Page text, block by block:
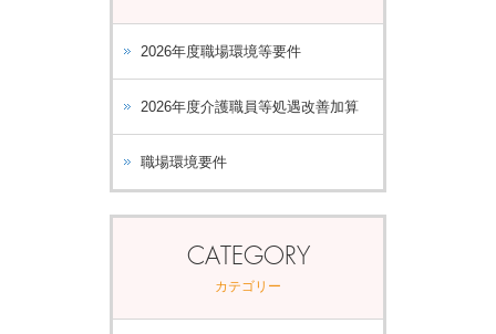
2026年度職場環境等要件
2026年度介護職員等処遇改善加算
職場環境要件
CATEGORY
カテゴリー